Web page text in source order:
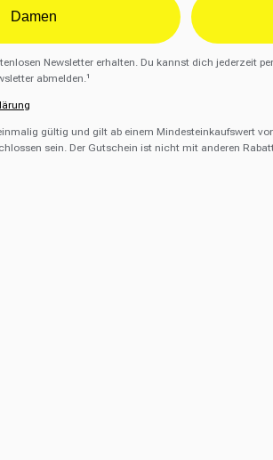
Damen
Newsletter erhalten. Du kannst dich jederzeit
abmelden.¹
gültig und gilt ab einem Mindesteinkaufswert
sein. Der Gutschein ist nicht mit anderen